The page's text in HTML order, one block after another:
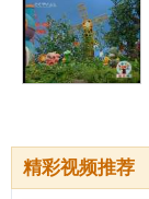
精彩视频推荐